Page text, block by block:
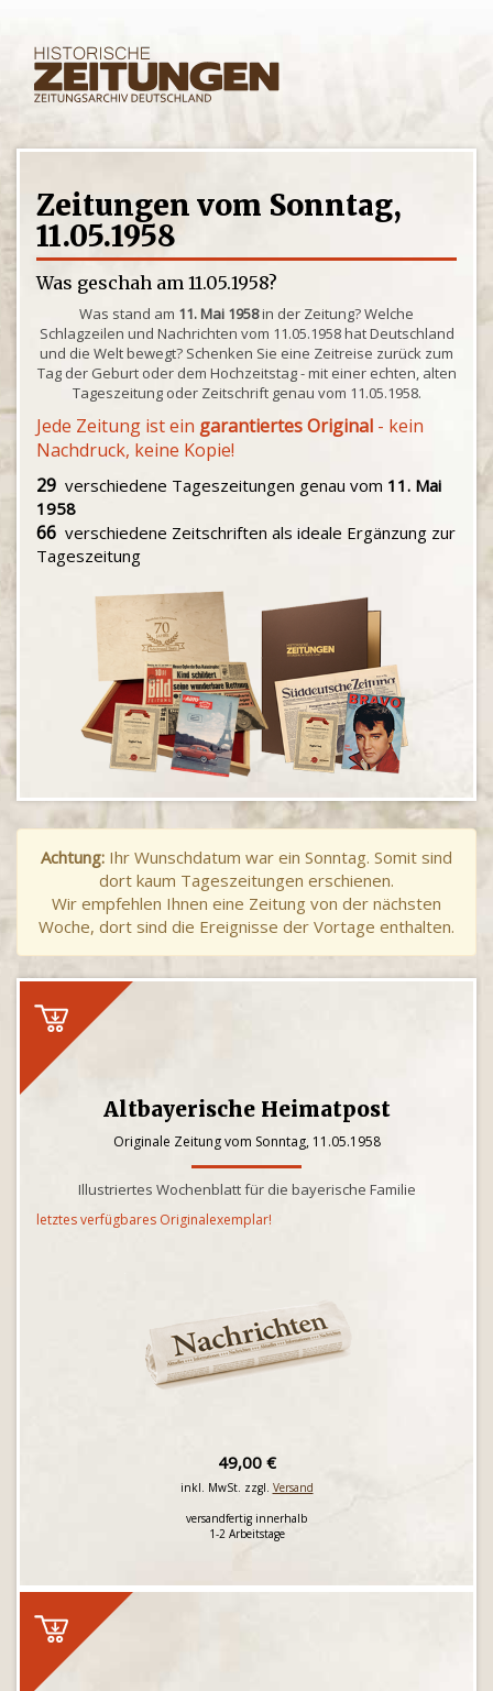
Zeitungen vom Sonntag,
11.05.1958
Was geschah am 11.05.1958?
Was stand am 11. Mai 1958in der Zeitung? Welche
Schlagzeilen und Nachrichten vom 11.05.1958 hat Deutschland
und die Welt bewegt? Schenken Sie eine Zeitreise zurück zum
Tag der Geburt oder dem Hochzeitstag - mit einer echten, alten
Tageszeitung oder Zeitschrift genau vom 11.05.1958.
Jede Zeitung ist ein garantiertes Original - kein
Nachdruck, keine Kopie!
29 verschiedene Tageszeitungen genau vom 11. Mai
1958
66 verschiedene Zeitschriften als ideale Ergänzung zur
Tageszeitung
Achtung: Ihr Wunschdatum war ein Sonntag. Somit sind
dort kaum Tageszeitungen erschienen.
Wir empfehlen Ihnen eine Zeitung von der nächsten
Woche, dort sind die Ereignisse der Vortage enthalten.
Altbayerische Heimatpost
Originale Zeitung vom Sonntag, 11.05.1958
Illustriertes Wochenblatt für die bayerische Familie
letztes verfügbares Originalexemplar!
49,00 €
inkl. MwSt. zzgl. Versand
versandfertig innerhalb
1-2 Arbeitstage